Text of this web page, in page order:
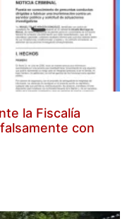
la Fiscalía
con